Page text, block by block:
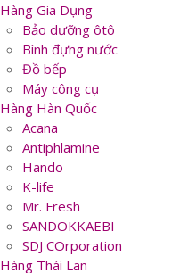
Hàng Gia Dụng
Bảo dưỡng ôtô
Bình đựng nước
Đồ bếp
Máy công cụ
Hàng Hàn Quốc
Acana
Antiphlamine
Hando
K-life
Mr. Fresh
SANDOKKAEBI
SDJ COrporation
Hàng Thái Lan